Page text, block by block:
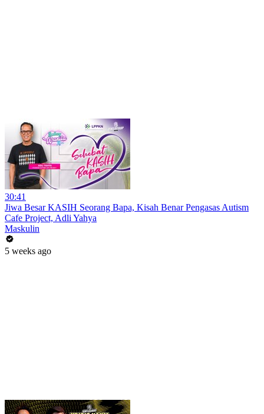
30:41
Jiwa Besar KASIH Seorang Bapa, Kisah Benar Pengasas Autism
Cafe Project, Adli Yahya
Maskulin
5 weeks ago